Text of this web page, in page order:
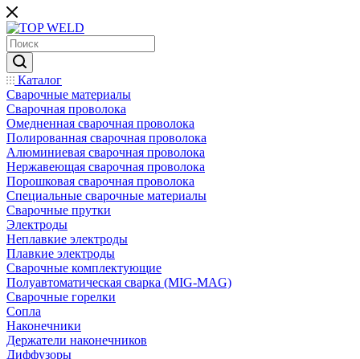
Каталог
Сварочные материалы
Сварочная проволока
Омедненная сварочная проволока
Полированная сварочная проволока
Алюминиевая сварочная проволока
Нержавеющая сварочная проволока
Порошковая сварочная проволока
Специальные сварочные материалы
Сварочные прутки
Электроды
Неплавкие электроды
Плавкие электроды
Сварочные комплектующие
Полуавтоматическая сварка (MIG-MAG)
Сварочные горелки
Сопла
Наконечники
Держатели наконечников
Диффузоры